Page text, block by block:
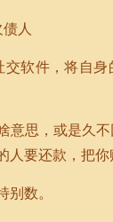
人
交软件，将自身
意思，或是久
人要还款，把你
别数。